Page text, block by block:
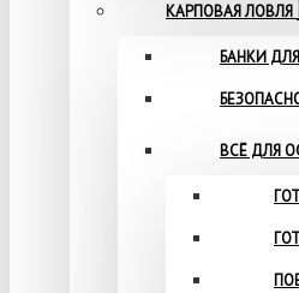
КАРПОВАЯ ЛОВЛЯ
БАНКИ
ВСЁ ДЛЯ